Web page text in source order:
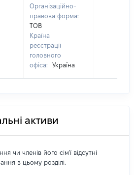
Організаційно-
правова форма:
ТОВ
Країна
реєстрації
головного
офіса:
Україна
активи
чи членів його сім'ї відсутні
в цьому розділі.